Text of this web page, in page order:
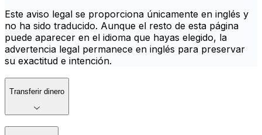
Este aviso legal se proporciona únicamente en inglés y
no ha sido traducido. Aunque el resto de esta página
puede aparecer en el idioma que hayas elegido, la
advertencia legal permanece en inglés para preservar
su exactitud e intención.
Transferir dinero